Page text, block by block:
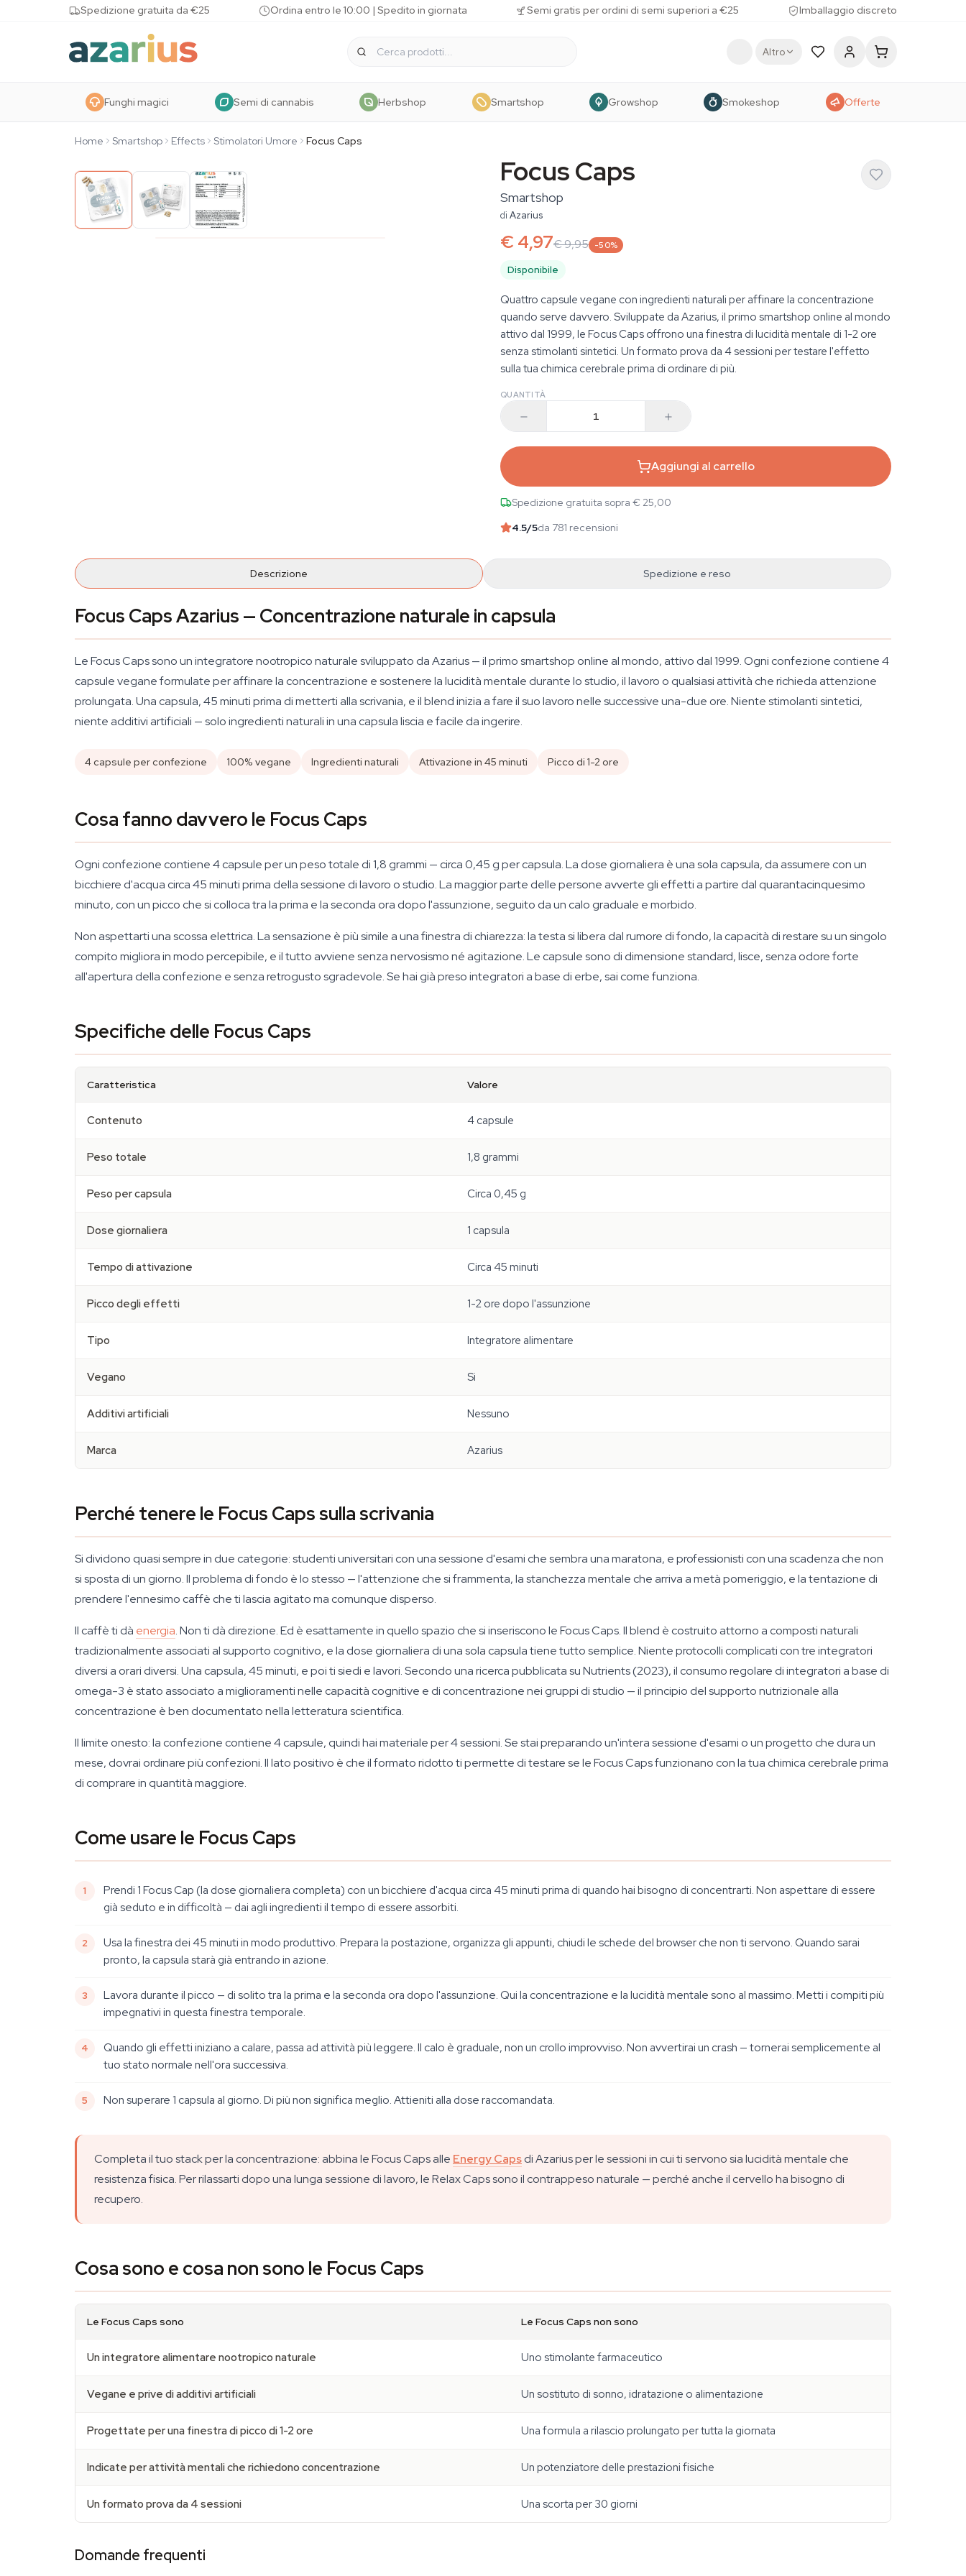
Skip to contentSpedizione gratuita da €25 Ordina entro le 10:00 | Spedito in giornata Semi gratis per ordini di semi superiori a €25 Imballaggio discreto
Altro
Funghi magici Semi di cannabis Herbshop Smartshop Growshop Smokeshop Offerte
Home Smartshop Effects Stimolatori Umore Focus Caps
Focus Caps
Smartshop
di Azarius
€ 4,97€ 9,95 -50%
Disponibile
Quattro capsule vegane con ingredienti naturali per affinare la concentrazione
quando serve davvero. Sviluppate da Azarius, il primo smartshop online al mondo
attivo dal 1999, le Focus Caps offrono una finestra di lucidità mentale di 1-2 ore
senza stimolanti sintetici. Un formato prova da 4 sessioni per testare l'effetto
sulla tua chimica cerebrale prima di ordinare di più.
QUANTITÀ
Aggiungi al carrello
Spedizione gratuita sopra € 25,00
4.5/5da 781 recensioni
Descrizione Spedizione e reso
Focus Caps Azarius — Concentrazione naturale in capsula
Le Focus Caps sono un integratore nootropico naturale sviluppato da Azarius — il primo smartshop online al mondo, attivo dal 1999. Ogni confezione contiene 4
capsule vegane formulate per affinare la concentrazione e sostenere la lucidità mentale durante lo studio, il lavoro o qualsiasi attività che richieda attenzione
prolungata. Una capsula, 45 minuti prima di metterti alla scrivania, e il blend inizia a fare il suo lavoro nelle successive una-due ore. Niente stimolanti sintetici,
niente additivi artificiali — solo ingredienti naturali in una capsula liscia e facile da ingerire.
4 capsule per confezione 100% vegane Ingredienti naturali Attivazione in 45 minuti Picco di 1-2 ore
Cosa fanno davvero le Focus Caps
Ogni confezione contiene 4 capsule per un peso totale di 1,8 grammi — circa 0,45 g per capsula. La dose giornaliera è una sola capsula, da assumere con un
bicchiere d'acqua circa 45 minuti prima della sessione di lavoro o studio. La maggior parte delle persone avverte gli effetti a partire dal quarantacinquesimo
minuto, con un picco che si colloca tra la prima e la seconda ora dopo l'assunzione, seguito da un calo graduale e morbido.
Non aspettarti una scossa elettrica. La sensazione è più simile a una finestra di chiarezza: la testa si libera dal rumore di fondo, la capacità di restare su un singolo
compito migliora in modo percepibile, e il tutto avviene senza nervosismo né agitazione. Le capsule sono di dimensione standard, lisce, senza odore forte
all'apertura della confezione e senza retrogusto sgradevole. Se hai già preso integratori a base di erbe, sai come funziona.
Specifiche delle Focus Caps
Caratteristica Valore
Contenuto 4 capsule
Peso totale 1,8 grammi
Peso per capsula Circa 0,45 g
Dose giornaliera 1 capsula
Tempo di attivazione Circa 45 minuti
Picco degli effetti 1-2 ore dopo l'assunzione
Tipo Integratore alimentare
Vegano Si
Additivi artificiali Nessuno
Marca Azarius
Perché tenere le Focus Caps sulla scrivania
Si dividono quasi sempre in due categorie: studenti universitari con una sessione d'esami che sembra una maratona, e professionisti con una scadenza che non
si sposta di un giorno. Il problema di fondo è lo stesso — l'attenzione che si frammenta, la stanchezza mentale che arriva a metà pomeriggio, e la tentazione di
prendere l'ennesimo caffè che ti lascia agitato ma comunque disperso.
Il caffè ti dà energia. Non ti dà direzione. Ed è esattamente in quello spazio che si inseriscono le Focus Caps. Il blend è costruito attorno a composti naturali
tradizionalmente associati al supporto cognitivo, e la dose giornaliera di una sola capsula tiene tutto semplice. Niente protocolli complicati con tre integratori
diversi a orari diversi. Una capsula, 45 minuti, e poi ti siedi e lavori. Secondo una ricerca pubblicata su Nutrients (2023), il consumo regolare di integratori a base di
omega-3 è stato associato a miglioramenti nelle capacità cognitive e di concentrazione nei gruppi di studio — il principio del supporto nutrizionale alla
concentrazione è ben documentato nella letteratura scientifica.
Il limite onesto: la confezione contiene 4 capsule, quindi hai materiale per 4 sessioni. Se stai preparando un'intera sessione d'esami o un progetto che dura un
mese, dovrai ordinare più confezioni. Il lato positivo è che il formato ridotto ti permette di testare se le Focus Caps funzionano con la tua chimica cerebrale prima
di comprare in quantità maggiore.
Come usare le Focus Caps
Prendi 1 Focus Cap (la dose giornaliera completa) con un bicchiere d'acqua circa 45 minuti prima di quando hai bisogno di concentrarti. Non aspettare di essere
già seduto e in difficoltà — dai agli ingredienti il tempo di essere assorbiti.
Usa la finestra dei 45 minuti in modo produttivo. Prepara la postazione, organizza gli appunti, chiudi le schede del browser che non ti servono. Quando sarai
pronto, la capsula starà già entrando in azione.
Lavora durante il picco — di solito tra la prima e la seconda ora dopo l'assunzione. Qui la concentrazione e la lucidità mentale sono al massimo. Metti i compiti più
impegnativi in questa finestra temporale.
Quando gli effetti iniziano a calare, passa ad attività più leggere. Il calo è graduale, non un crollo improvviso. Non avvertirai un crash — tornerai semplicemente al
tuo stato normale nell'ora successiva.
Non superare 1 capsula al giorno. Di più non significa meglio. Attieniti alla dose raccomandata.
Completa il tuo stack per la concentrazione: abbina le Focus Caps alle Energy Capsdi Azarius per le sessioni in cui ti servono sia lucidità mentale che
resistenza fisica. Per rilassarti dopo una lunga sessione di lavoro, le Relax Caps sono il contrappeso naturale — perché anche il cervello ha bisogno di
recupero.
Cosa sono e cosa non sono le Focus Caps
Le Focus Caps sono Le Focus Caps non sono
Un integratore alimentare nootropico naturale Uno stimolante farmaceutico
Vegane e prive di additivi artificiali Un sostituto di sonno, idratazione o alimentazione
Progettate per una finestra di picco di 1-2 ore Una formula a rilascio prolungato per tutta la giornata
Indicate per attività mentali che richiedono concentrazione Un potenziatore delle prestazioni fisiche
Un formato prova da 4 sessioni Una scorta per 30 giorni
Domande frequenti